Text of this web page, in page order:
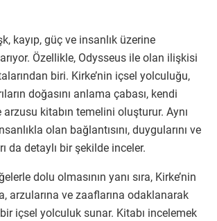
kayıp, güç ve insanlık üzerine
Özellikle, Odysseus ile olan ilişkisi
biri. Kirke’nin içsel yolculuğu,
doğasını anlama çabası, kendi
kitabın temelini oluşturur. Aynı
olan bağlantısını, duygularını ve
da detaylı bir şekilde inceler.
dolu olmasının yanı sıra, Kirke’nin
arzularına ve zaaflarına odaklanarak
içsel yolculuk sunar. Kitabı incelemek